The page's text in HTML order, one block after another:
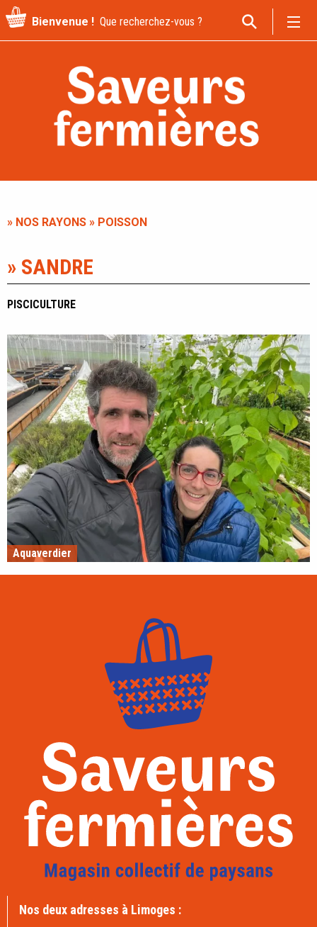
Recherche
pour
Bienvenue !
» NOS RAYONS » POISSON
» SANDRE
PISCICULTURE
Aquaverdier
Nos deux adresses à Limoges :